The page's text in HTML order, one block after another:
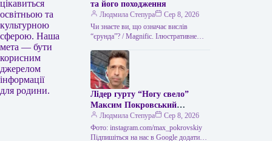
цікавиться
освітньою та
культурною
сферою. Наша
мета — бути
корисним
джерелом
інформації
для родини.
та його походження
Людмила Степура
Сер 8, 2026
Чи знаєте ви, що означає вислів
“єрунда”? / Magnific. Ілюстративне
виявляється цікавішою за його
пряме…
Лідер гурту “Ногу свело”
Максим Покровський
розповів про причини свого
візиту до України.
Людмила Степура
Сер 8, 2026
Фото: instagram.com/max_pokrovskiy
Підпишіться на нас в Google додати